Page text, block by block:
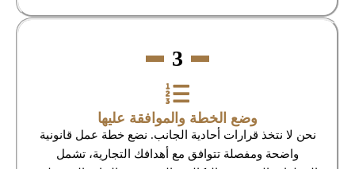
3
وضع الخطة والموافقة عليها
نحن لا نتخذ قرارات أحادية الجانب. نضع خطة عمل قانونية
واضحة ومفصلة تتوافق مع أهدافك التجارية، تشمل